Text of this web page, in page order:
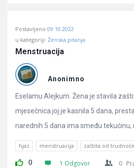
Učene
Latest
Pitanja
Postavljeno 09.10.2022
u kategoriji: Ženska pitanja
Menstruacija
Anonimno
Eselamu Alejkum. Žena je stavila
mjesečnica joj je kasnila 5 dana,
narednih 5 dana ima smeđu tekućinu,
hjaz menstruacija zaštita od trudnoće
0 1 Odgovor 0